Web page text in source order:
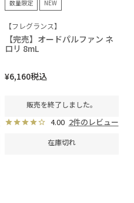
数量限定 NEW
【フレグランス】
【完売】オードパルファン ネ
ロリ 8mL
¥6,160税込
販売を終了しました。
4.00 2件のレビュー
在庫切れ